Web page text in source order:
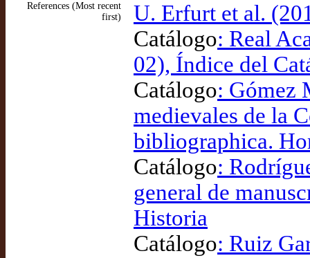
References (Most recent
first)
U. Erfurt et al.
Catálogo: Real
02), Índice del
Catálogo: Gómez
medievales de la
bibliographica.
Catálogo:
general de
Historia
Catálogo: Ruiz